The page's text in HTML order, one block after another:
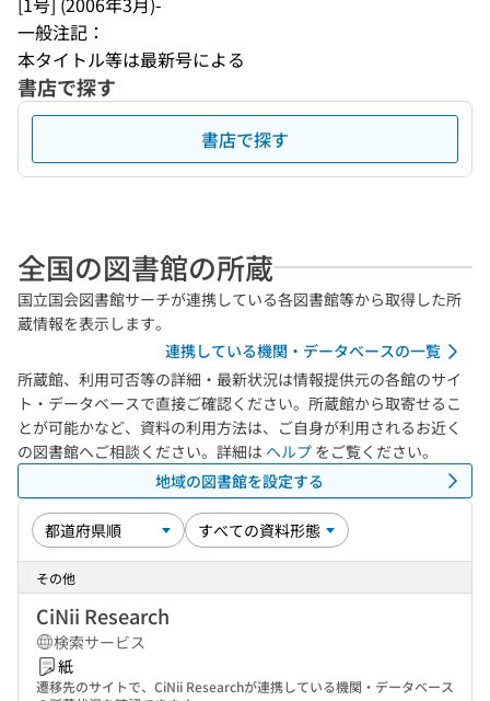
一般注記：
本タイトル等は最新号による
書店で探す
書店で探す
全国の図書館の所蔵
国立国会図書館サーチが連携している各図書館等から取得した所
蔵情報を表示します。
連携している機関・データベースの一覧
所蔵館、利用可否等の詳細・最新状況は情報提供元の各館のサイ
ト・データベースで直接ご確認ください。所蔵館から取寄せるこ
とが可能かなど、資料の利用方法は、ご自身が利用されるお近く
の図書館へご相談ください。詳細は ヘルプ をご覧ください。
地域の図書館を設定する
その他
CiNii Research
検索サービス
紙
遷移先のサイトで、CiNii Researchが連携している機関・データベース